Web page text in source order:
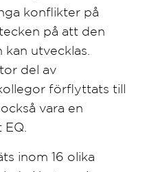
konflikter på
på att den
utvecklas.
del av
förflyttats till
vara en
inom 16 olika